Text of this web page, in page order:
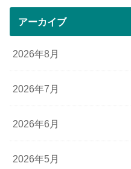
アーカイブ
2026年8月
2026年7月
2026年6月
2026年5月